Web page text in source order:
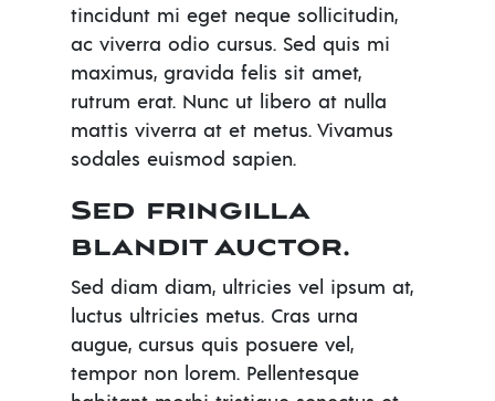
tincidunt mi eget neque sollicitudin,
ac viverra odio cursus. Sed quis mi
maximus, gravida felis sit amet,
rutrum erat. Nunc ut libero at nulla
mattis viverra at et metus. Vivamus
sodales euismod sapien.
Sed fringilla
blandit auctor.
Sed diam diam, ultricies vel ipsum at,
luctus ultricies metus. Cras urna
augue, cursus quis posuere vel,
tempor non lorem. Pellentesque